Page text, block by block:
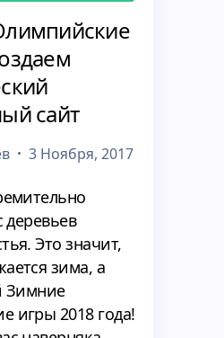
сайт
3 Ноября, 2017
деревьев
Это значит,
зима, а
Зимние
игры 2018 года!